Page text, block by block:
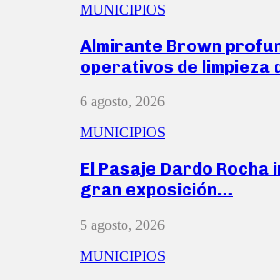
MUNICIPIOS
Almirante Brown
operativos de limpieza
6 agosto, 2026
MUNICIPIOS
El Pasaje Dardo Rocha
gran exposición…
5 agosto, 2026
MUNICIPIOS